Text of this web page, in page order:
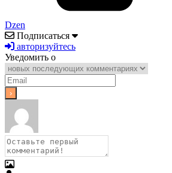
Dzen
Подписаться
авторизуйтесь
Уведомить о